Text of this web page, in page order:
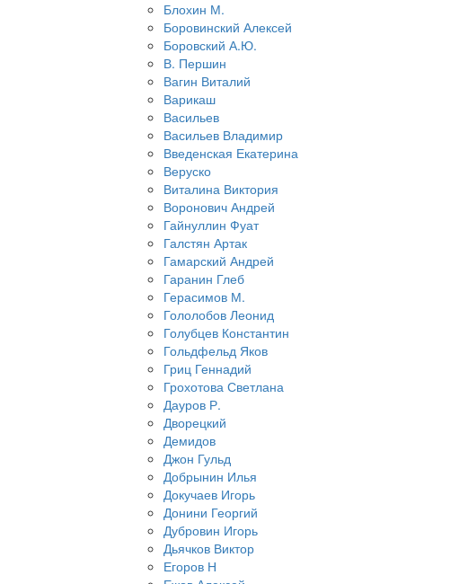
Блохин М.
Боровинский Алексей
Боровский А.Ю.
В. Першин
Вагин Виталий
Варикаш
Васильев
Васильев Владимир
Введенская Екатерина
Веруско
Виталина Виктория
Воронович Андрей
Гайнуллин Фуат
Галстян Артак
Гамарский Андрей
Гаранин Глеб
Герасимов М.
Гололобов Леонид
Голубцев Константин
Гольдфельд Яков
Гриц Геннадий
Грохотова Светлана
Дауров Р.
Дворецкий
Демидов
Джон Гульд
Добрынин Илья
Докучаев Игорь
Донини Георгий
Дубровин Игорь
Дьячков Виктор
Егоров Н